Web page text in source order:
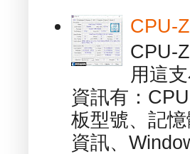
CPU-
CPU-
用這
資訊有：
板型號、記
資訊、